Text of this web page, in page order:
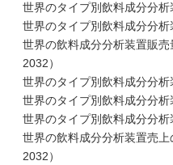
世界のタイプ別飲料成分分析
世界のタイプ別飲料成分分析
世界の飲料成分分析装置販
2032）
世界のタイプ別飲料成分分析
世界のタイプ別飲料成分分析
世界のタイプ別飲料成分分析
世界の飲料成分分析装置売
2032）